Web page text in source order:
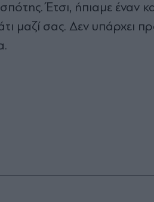
Έτσι, ήπιαμε έναν
μαζί σας. Δεν υπάρχει